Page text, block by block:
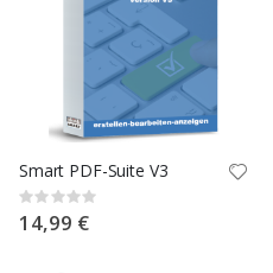
Smart PDF-Suite V3
Rating:
0%
14,99 €